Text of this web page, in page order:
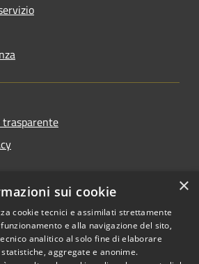
Copyright © 2026 • Comune di
×
sui cookie
cookie tecnici e assimilati strettamente
e alla navigazione del sito,
analitico al solo fine di elaborare
aggregate e anonime.